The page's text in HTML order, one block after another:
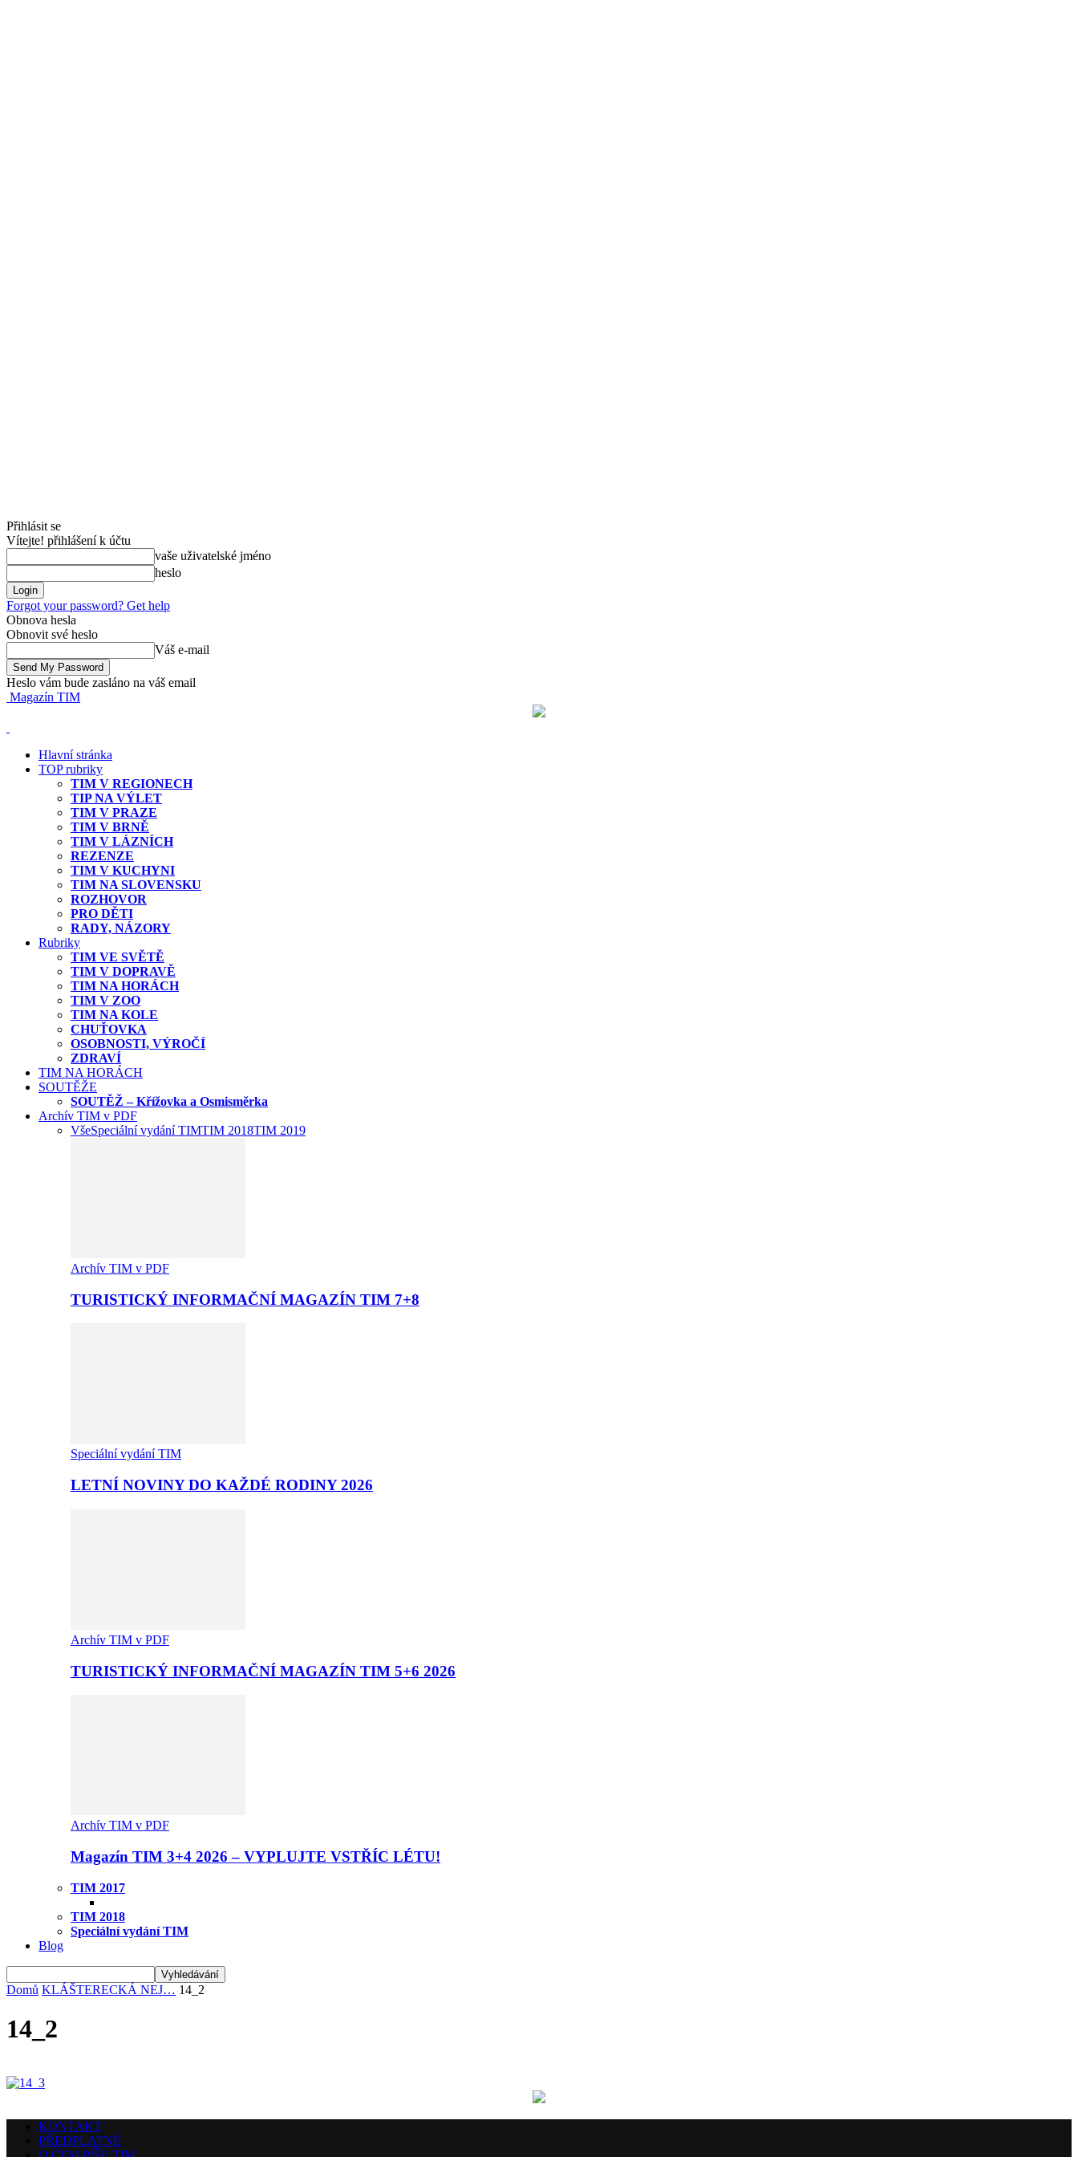
Přihlásit se
Vítejte! přihlášení k účtu
vaše uživatelské jméno
heslo
Forgot your password? Get help
Obnova hesla
Obnovit své heslo
Váš e-mail
Heslo vám bude zasláno na váš email
Magazín TIM
Hlavní stránka
TOP rubriky
TIM V REGIONECH
TIP NA VÝLET
TIM V PRAZE
TIM V BRNĚ
TIM V LÁZNÍCH
REZENZE
TIM V KUCHYNI
TIM NA SLOVENSKU
ROZHOVOR
PRO DĚTI
RADY, NÁZORY
Rubriky
TIM VE SVĚTĚ
TIM V DOPRAVĚ
TIM NA HORÁCH
TIM V ZOO
TIM NA KOLE
CHUŤOVKA
OSOBNOSTI, VÝROČÍ
ZDRAVÍ
TIM NA HORÁCH
SOUTĚŽE
SOUTĚŽ – Křížovka a Osmisměrka
Archív TIM v PDF
VšeSpeciální vydání TIMTIM 2018TIM 2019
Archív TIM v PDF
TURISTICKÝ INFORMAČNÍ MAGAZÍN TIM 7+8
Speciální vydání TIM
LETNÍ NOVINY DO KAŽDÉ RODINY 2026
Archív TIM v PDF
TURISTICKÝ INFORMAČNÍ MAGAZÍN TIM 5+6 2026
Archív TIM v PDF
Magazín TIM 3+4 2026 – VYPLUJTE VSTŘÍC LÉTU!
TIM 2017
TIM 2018
Speciální vydání TIM
Blog
Domů KLÁŠTERECKÁ NEJ… 14_2
14_2
KONTAKT
PŘEDPLATNÉ